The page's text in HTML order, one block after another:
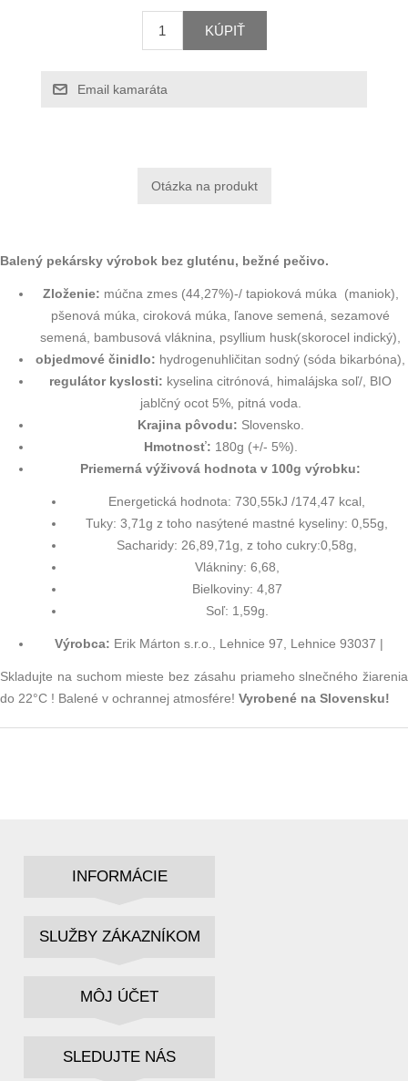
KÚPIŤ
Email kamaráta
Balený pekársky výrobok bez gluténu, bežné pečivo.
Zloženie: múčna zmes (44,27%)-/ tapioková múka (maniok),
pšenová múka, ciroková múka, ľanove semená, sezamové
semená, bambusová vláknina, psyllium husk(skorocel indický),
objedmové činidlo: hydrogenuhličitan sodný (sóda bikarbóna),
regulátor kyslosti: kyselina citrónová, himalájska soľ/, BIO
jablčný ocot 5%, pitná voda.
Krajina pôvodu: Slovensko.
Hmotnosť: 180g (+/- 5%).
Priemerná výživová hodnota v 100g výrobku:
Energetická hodnota: 730,55kJ /174,47 kcal,
Tuky: 3,71g z toho nasýtené mastné kyseliny: 0,55g,
Sacharidy: 26,89,71g, z toho cukry:0,58g,
Vlákniny: 6,68,
Bielkoviny: 4,87
Soľ: 1,59g.
Výrobca: Erik Márton s.r.o., Lehnice 97, Lehnice 93037 |
Skladujte na suchom mieste bez zásahu priameho slnečného žiarenia
do 22°C ! Balené v ochrannej atmosfére! Vyrobené na Slovensku!
INFORMÁCIE
SLUŽBY ZÁKAZNÍKOM
MÔJ ÚČET
SLEDUJTE NÁS